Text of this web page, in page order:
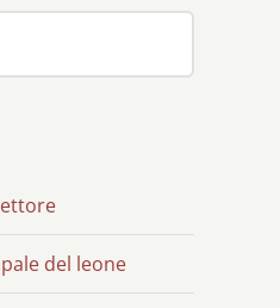
del leone